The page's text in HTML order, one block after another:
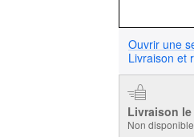
Ouvrir une
Livraison et
Livraison
Non